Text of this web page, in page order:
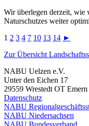
Wir überlegen derzeit, wie
Naturschutzes weiter
1 2 3 4 7 10 13 14 ►
Zur Übersicht
NABU Uelzen e.V.
Unter den Eichen 17
29559 Wrestedt OT Emern
Datenschutz
NABU
NABU Niedersachsen
NABU Bundesverband